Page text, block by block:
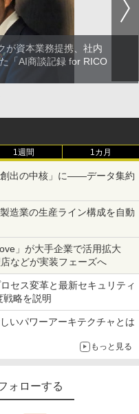
が資本業務提携、社内
「AI商談記録 for RICO
1週間 1カ月
出の中核」に――データ集約
造業の生産ライン構成を自動
」が大手企業で活用拡大
などが実装フェーズへ
セス変革と最新セキュリティ
略を説明
いパワーアーキテクチャとは
もっと見る
ォローする